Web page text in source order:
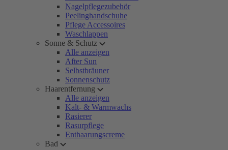
Nagelpflegezubehör
Peelinghandschuhe
Pflege Accessoires
Waschlappen
Sonne & Schutz
Alle anzeigen
After Sun
Selbstbräuner
Sonnenschutz
Haarentfernung
Alle anzeigen
Kalt- & Warmwachs
Rasierer
Rasurpflege
Enthaarungscreme
Bad